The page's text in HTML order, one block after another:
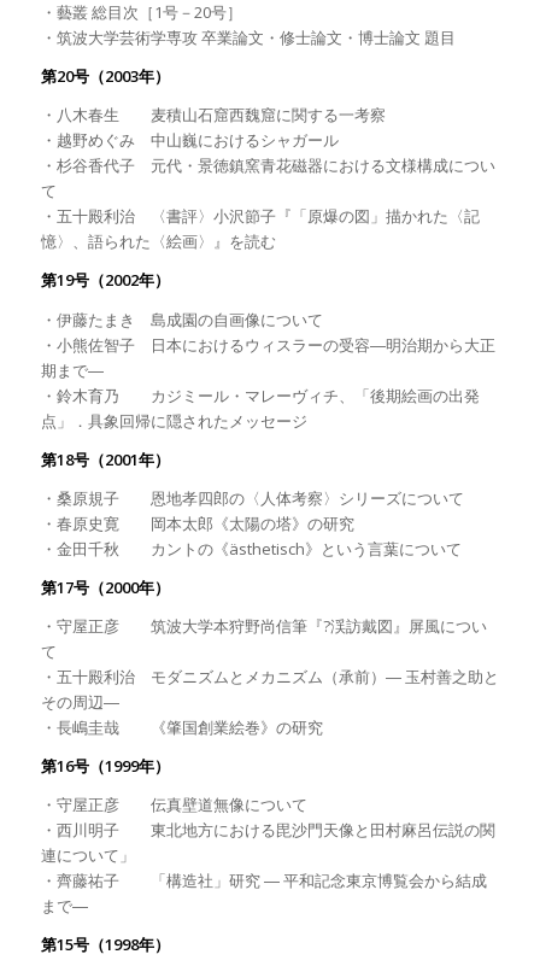
・藝叢 総目次［1号－20号］
・筑波大学芸術学専攻 卒業論文・修士論文・博士論文 題目
第20号（2003年）
・八木春生 麦積山石窟西魏窟に関する一考察
・越野めぐみ 中山巍におけるシャガール
・杉谷香代子 元代・景徳鎮窯青花磁器における文様構成につい
て
・五十殿利治 〈書評〉小沢節子『「原爆の図」描かれた〈記
憶〉、語られた〈絵画〉』を読む
第19号（2002年）
・伊藤たまき 島成園の自画像について
・小熊佐智子 日本におけるウィスラーの受容―明治期から大正
期まで―
・鈴木育乃 カジミール・マレーヴィチ、「後期絵画の出発
点」．具象回帰に隠されたメッセージ
第18号（2001年）
・桑原規子 恩地孝四郎の〈人体考察〉シリーズについて
・春原史寛 岡本太郎《太陽の塔》の研究
・金田千秋 カントの《ästhetisch》という言葉について
第17号（2000年）
・守屋正彦 筑波大学本狩野尚信筆『?渓訪戴図』屏風につい
て
・五十殿利治 モダニズムとメカニズム（承前）― 玉村善之助と
その周辺―
・長嶋圭哉 《肇国創業絵巻》の研究
第16号（1999年）
・守屋正彦 伝真壁道無像について
・西川明子 東北地方における毘沙門天像と田村麻呂伝説の関
連について」
・齊藤祐子 「構造社」研究 ― 平和記念東京博覧会から結成
まで―
第15号（1998年）